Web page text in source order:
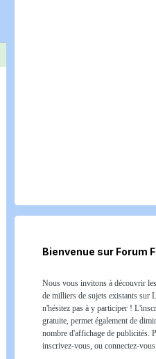
Bienvenue sur Forum
Nous vous invitons à découvrir
de milliers de sujets existants sur
n'hésitez pas à y participer !
gratuite, permet également de
nombre d'affichage de publicités.
inscrivez-vous, ou connectez-vous.